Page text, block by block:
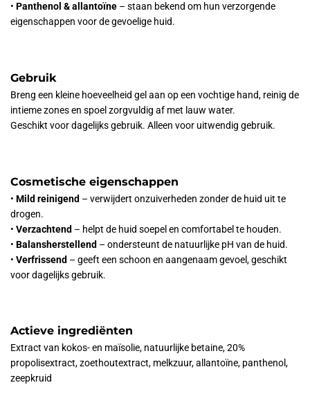
• Panthenol & allantoïne – staan bekend om hun verzorgende
eigenschappen voor de gevoelige huid.
Gebruik
Breng een kleine hoeveelheid gel aan op een vochtige hand, reinig de
intieme zones en spoel zorgvuldig af met lauw water.
Geschikt voor dagelijks gebruik. Alleen voor uitwendig gebruik.
Cosmetische eigenschappen
• Mild reinigend – verwijdert onzuiverheden zonder de huid uit te
drogen.
• Verzachtend – helpt de huid soepel en comfortabel te houden.
• Balansherstellend – ondersteunt de natuurlijke pH van de huid.
• Verfrissend – geeft een schoon en aangenaam gevoel, geschikt
voor dagelijks gebruik.
Actieve ingrediënten
Extract van kokos- en maïsolie, natuurlijke betaine, 20%
propolisextract, zoethoutextract, melkzuur, allantoïne, panthenol,
zeepkruid